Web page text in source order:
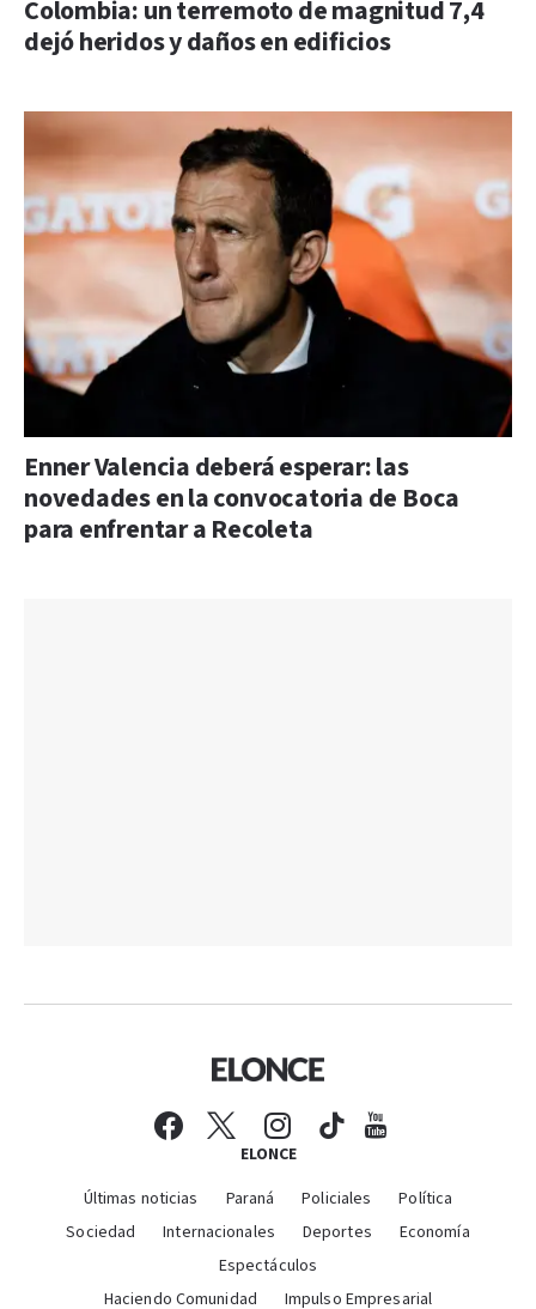
Colombia: un terremoto de magnitud 7,4
dejó heridos y daños en edificios
Enner Valencia deberá esperar: las
novedades en la convocatoria de Boca
para enfrentar a Recoleta
ELONCE
Últimas noticias Paraná Policiales
Política
Sociedad
Internacionales Deportes
Economía
Espectáculos
Haciendo Comunidad
Impulso Empresarial